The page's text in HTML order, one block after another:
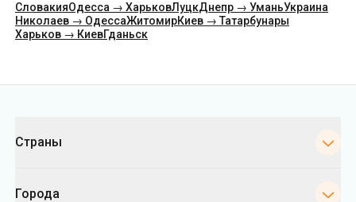
СловакияОдесса → ХарьковЛуцкДнепр → УманьУкраина
Николаев → ОдессаЖитомирКиев → Татарбунары
Харьков → КиевГданьск
Страны
Города